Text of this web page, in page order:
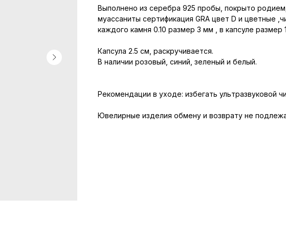
Выполнено из серебра 925 пробы, покрыто
муассаниты сертификация GRA цвет D и цветные
каждого камня 0.10 размер 3 мм , в капсуле размер
Капсула 2.5 см, раскручивается.
В наличии розовый, синий, зеленый и белый.
Рекомендации в уходе: избегать ультразвуковой
Ювелирные изделия обмену и возврату не